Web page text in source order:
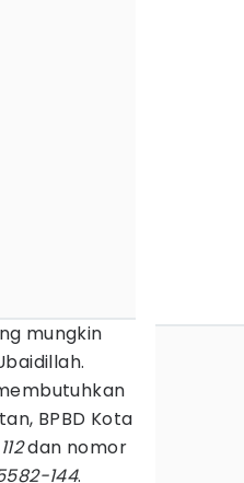
mungkin
BPBD Kota
112dan nomor
144.